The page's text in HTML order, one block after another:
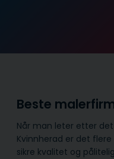
Beste
Når man leter etter
Kvinnherad er det
sikre kvalitet og